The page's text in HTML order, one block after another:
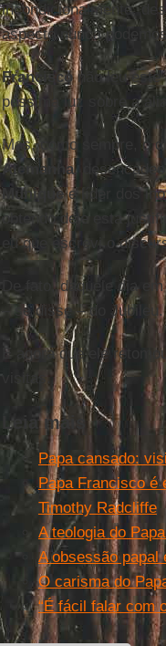
incondicionalmente,
aspecto nunca
Francisconão leu este
péssima luz sobre a
Mas, como sempre, o
Alemanha,
Muniquee líder dos
obtendo dele esta
eu que escrevi o
De fato, daquele dia em
– se disse – do Jubileu.
E agora que ele
visitas.
Leia mais
Papa cansado:
Papa Francisco é
Timothy Radcliffe
A teologia do
A obsessão
O carisma do
“É fácil falar com